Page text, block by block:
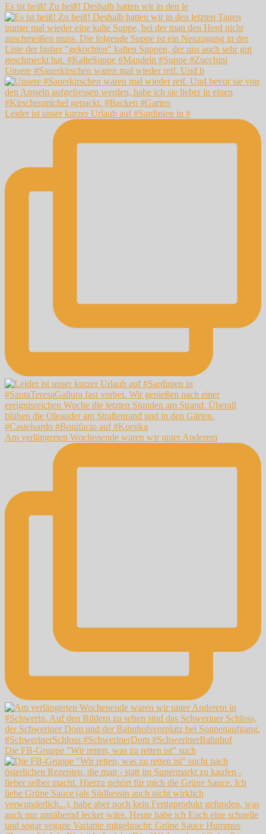
Es ist heiß! Zu heiß! Deshalb hatten wir in den le
Unsere #Sauerkirschen waren mal wieder reif. Und b
Leider ist unser kurzer Urlaub auf #Sardinien in #
Am verlängerten Wochenende waren wir unter Anderem
Die FB-Gruppe "Wir retten, was zu retten ist" such